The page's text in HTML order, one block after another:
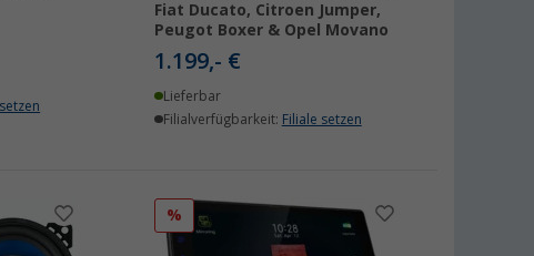
Fiat Ducato, Citroen Jumper,
Peugot Boxer & Opel Movano
1.199,- €
Lieferbar
Filialverfügbarkeit: Filiale setzen
%